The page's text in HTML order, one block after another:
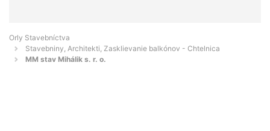
Orly Stavebníctva
Stavebniny, Architekti, Zasklievanie balkónov - Chtelnica
MM stav Mihálik s. r. o.